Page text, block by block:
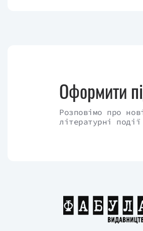
Оформити
Розповімо про
літературні події